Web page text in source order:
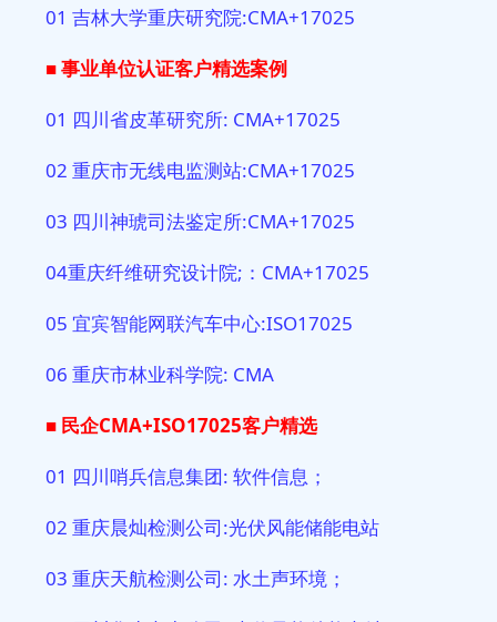
01 吉林大学重庆研究院:CMA+17025
■ 事业单位认证客户精选案例
01 四川省皮革研究所: CMA+17025
02 重庆市无线电监测站:CMA+17025
03 四川神琥司法鉴定所:CMA+17025
04重庆纤维研究设计院;：CMA+17025
05 宜宾智能网联汽车中心:ISO17025
06 重庆市林业科学院: CMA
■ 民企CMA+ISO17025客户精选
01 四川哨兵信息集团: 软件信息；
02 重庆晨灿检测公司:光伏风能储能电站
03 重庆天航检测公司: 水土声环境；